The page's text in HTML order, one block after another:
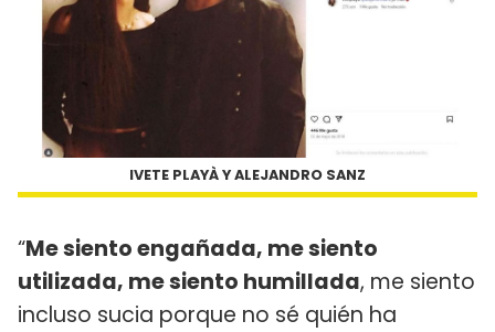
IVETE PLAYÀ Y ALEJANDRO SANZ
“Me siento engañada, me siento
utilizada, me siento humillada, me siento
incluso sucia porque no sé quién ha